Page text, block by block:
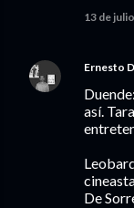
13 de
Ernesto
así.
De